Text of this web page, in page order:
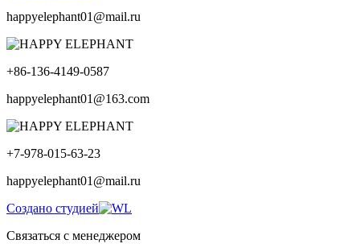
happyelephant01@mail.ru
+86-136-4149-0587
happyelephant01@163.com
+7-978-015-63-23
happyelephant01@mail.ru
Создано студией
Связаться с менеджером